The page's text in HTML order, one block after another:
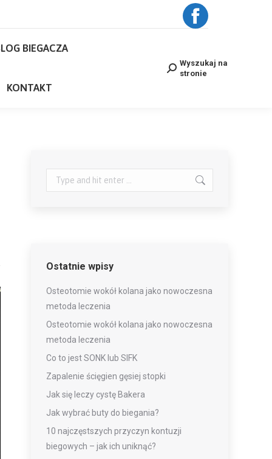
Facebook
opens
BIEGACZA
KONTAKT
Search:
Wyszukaj na
stronie
Search:
Ostatnie wpisy
Osteotomie wokół kolana jako nowoczesna
metoda leczenia
Osteotomie wokół kolana jako nowoczesna
metoda leczenia
Co to jest SONK lub SIFK
Zapalenie ścięgien gęsiej stopki
Jak się leczy cystę Bakera
Jak wybrać buty do biegania?
10 najczęstszych przyczyn kontuzji
biegowych – jak ich uniknąć?